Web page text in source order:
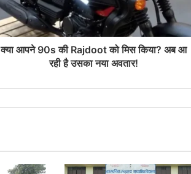
क्या आपने 90s की Rajdoot को मिस किया? अब आ
रही है उसका नया अवतार!